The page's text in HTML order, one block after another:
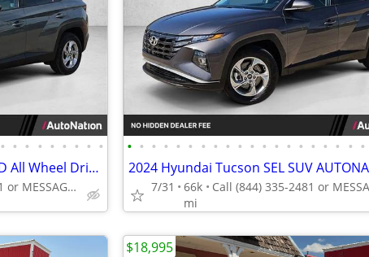
• • • • • • • • •
2024 Hyundai Tucson SEL AWD All Wheel Drive SUV AUTONATION
Call (844) 335-2481 or MESSAGE/CHAT to confirm availability
• • • • • • • • • • • • • • • • • • • •
2024 Hyundai Tucson SEL SUV
7/31
66k
mi
$18,995